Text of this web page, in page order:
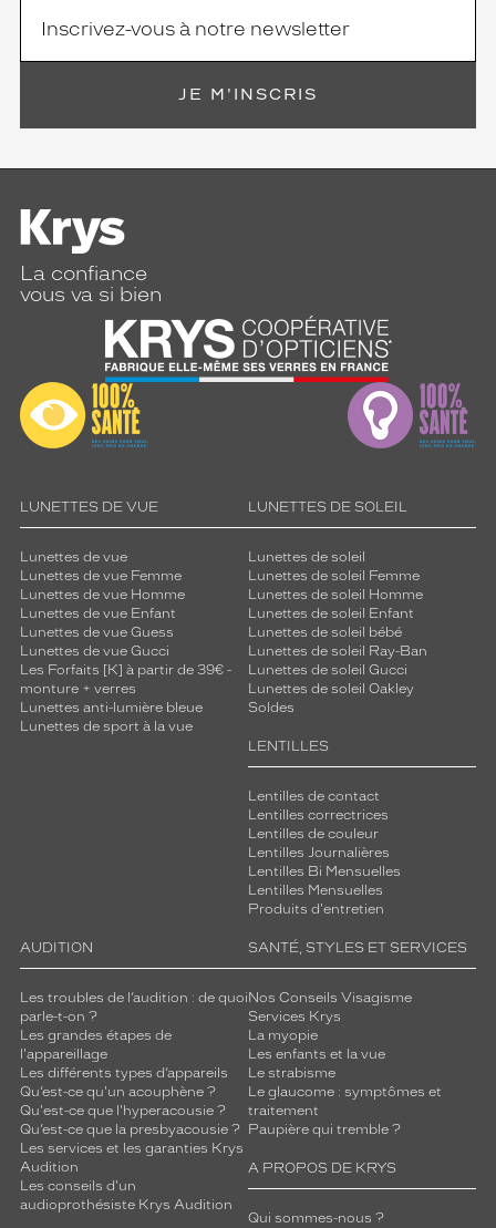
JE M'INSCRIS
La confiance
vous va si bien
LUNETTES DE VUE
Lunettes de vue
Lunettes de vue Femme
Lunettes de vue Homme
Lunettes de vue Enfant
Lunettes de vue Guess
Lunettes de vue Gucci
Les Forfaits [K] à partir de 39€ -
monture + verres
Lunettes anti-lumière bleue
Lunettes de sport à la vue
LUNETTES DE SOLEIL
Lunettes de soleil
Lunettes de soleil Femme
Lunettes de soleil Homme
Lunettes de soleil Enfant
Lunettes de soleil bébé
Lunettes de soleil Ray-Ban
Lunettes de soleil Gucci
Lunettes de soleil Oakley
Soldes
LENTILLES
Lentilles de contact
Lentilles correctrices
Lentilles de couleur
Lentilles Journalières
Lentilles Bi Mensuelles
Lentilles Mensuelles
Produits d'entretien
AUDITION
Les troubles de l’audition : de quoi
parle-t-on ?
Les grandes étapes de
l'appareillage
Les différents types d’appareils
Qu’est-ce qu'un acouphène ?
Qu'est-ce que l'hyperacousie ?
Qu’est-ce que la presbyacousie ?
Les services et les garanties Krys
Audition
Les conseils d'un
audioprothésiste Krys Audition
SANTÉ, STYLES ET SERVICES
Nos Conseils Visagisme
Services Krys
La myopie
Les enfants et la vue
Le strabisme
Le glaucome : symptômes et
traitement
Paupière qui tremble ?
A PROPOS DE KRYS
Qui sommes-nous ?